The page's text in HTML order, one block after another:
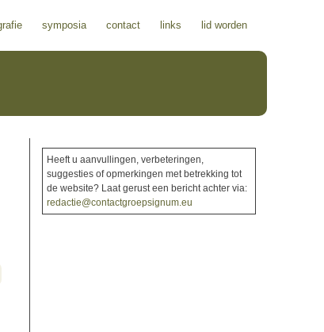
symposia contact links lid worden
Heeft u aanvullingen, verbeteringen,
suggesties of opmerkingen met betrekking tot
de website? Laat gerust een bericht achter via:
redactie@contactgroepsignum.eu